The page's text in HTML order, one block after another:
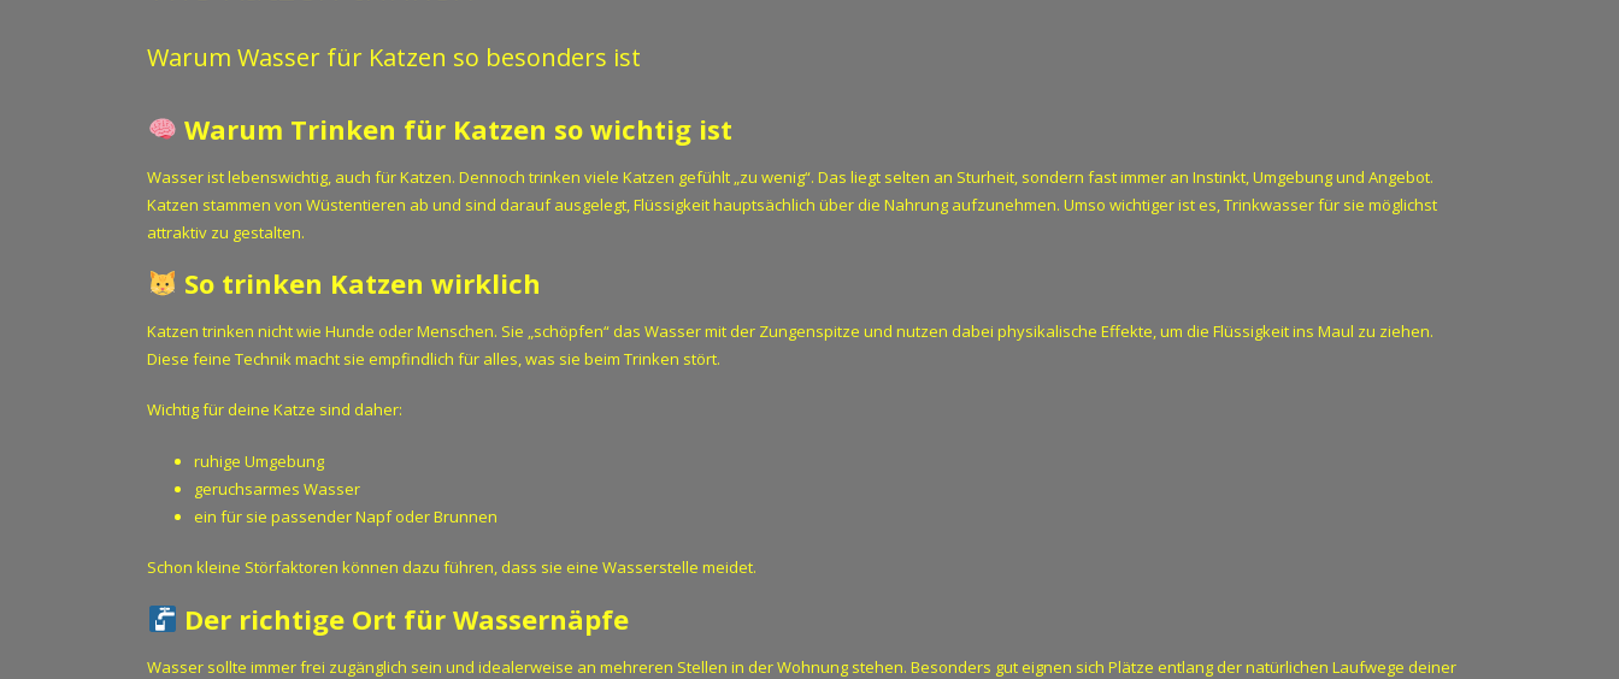
Warum Wasser für Katzen so besonders ist
Warum Trinken für Katzen so wichtig ist
Wasser ist lebenswichtig, auch für Katzen. Dennoch trinken viele Katzen gefühlt „zu wenig“. Das liegt selten an Sturheit, sondern fast immer an Instinkt, Umgebung und Angebot.
Katzen stammen von Wüstentieren ab und sind darauf ausgelegt, Flüssigkeit hauptsächlich über die Nahrung aufzunehmen. Umso wichtiger ist es, Trinkwasser für sie möglichst
attraktiv zu gestalten.
So trinken Katzen wirklich
Katzen trinken nicht wie Hunde oder Menschen. Sie „schöpfen“ das Wasser mit der Zungenspitze und nutzen dabei physikalische Effekte, um die Flüssigkeit ins Maul zu ziehen.
Diese feine Technik macht sie empfindlich für alles, was sie beim Trinken stört.
Wichtig für deine Katze sind daher:
ruhige Umgebung
geruchsarmes Wasser
ein für sie passender Napf oder Brunnen
Schon kleine Störfaktoren können dazu führen, dass sie eine Wasserstelle meidet.
Der richtige Ort für Wassernäpfe
Wasser sollte immer frei zugänglich sein und idealerweise an mehreren Stellen in der Wohnung stehen. Besonders gut eignen sich Plätze entlang der natürlichen Laufwege deiner